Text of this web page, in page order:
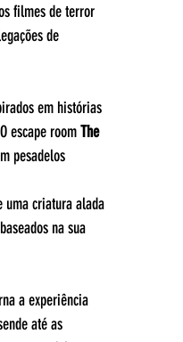
filmes de terror
de
em histórias
escape room The
pesadelos​
uma criatura alada
na sua
a experiência
até as